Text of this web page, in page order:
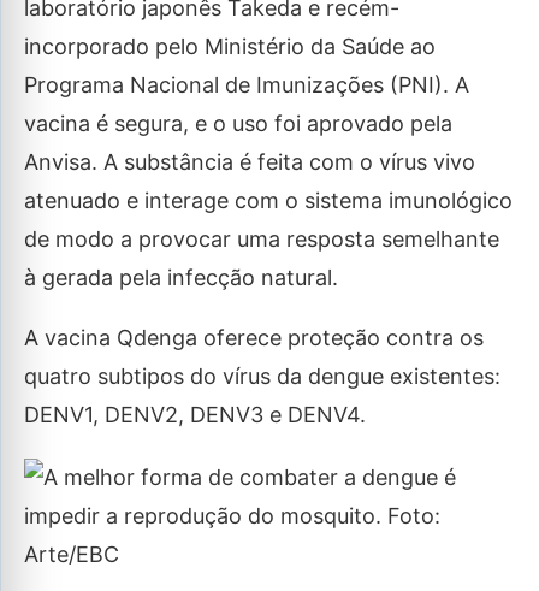
laboratório japonês Takeda e recém-
incorporado pelo Ministério da Saúde ao
Programa Nacional de Imunizações (PNI). A
vacina é segura, e o uso foi aprovado pela
Anvisa. A substância é feita com o vírus vivo
atenuado e interage com o sistema imunológico
de modo a provocar uma resposta semelhante
à gerada pela infecção natural.
A vacina Qdenga oferece proteção contra os
quatro subtipos do vírus da dengue existentes:
DENV1, DENV2, DENV3 e DENV4.